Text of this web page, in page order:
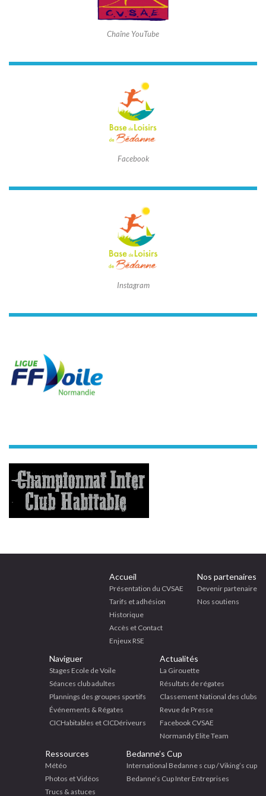
Chaîne YouTube
Facebook
Instagram
Accueil
Présentation du CVSAE
Tarifs et adhésion
Historique
Accès et Contact
Enjeux RSE
Nos partenaires
Devenir partenaire
Nos soutiens
Naviguer
Stages Ecole de Voile
Séances club adultes
Plannings des groupes sportifs
Événements & Régates
CICHabitables et CICDériveurs
Actualités
La Girouette
Résultats de régates
Classement National des clubs
Revue de Presse
Facebook CVSAE
Normandy Elite Team
Ressources
Météo
Photos et Vidéos
Trucs & astuces
Bedanne’s Cup
International Bedanne s cup / Viking’s cup
Bedanne’s Cup Inter Entreprises